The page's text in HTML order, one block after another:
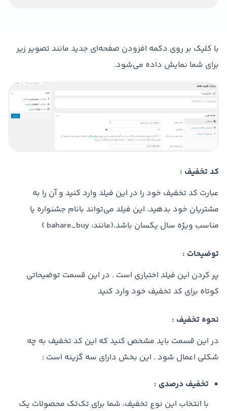
با کلیک بر روی دکمه افزودن صفحه‌ای جدید مانند تصویر زیر
برای شما نمایش داده می‌شود.
کد تخفیف :
عبارت کد تخفیف خود را در این فیلد وارد کنید و آن را به
مشتریان خود بدهید. این فیلد می‌تواند بانام جشنواره یا
مناسب ویژه سال یکسان باشد.(مانند: bahare_buy )
توضیحات :
پر کردن این فیلد اختیاری است . در این قسمت توضیحاتی
کوتاه برای کد تخفیف خود وارد کنید
نحوه تخفیف :
در این قسمت باید مشخص کنید که این کد تخفیف به چه
شکلی اعمال شود . این بخش دارای سه گزینه است :
تخفیف درصدی :
با انتخاب این نوع تخفیف، شما برای تک‌تک محصولات یک